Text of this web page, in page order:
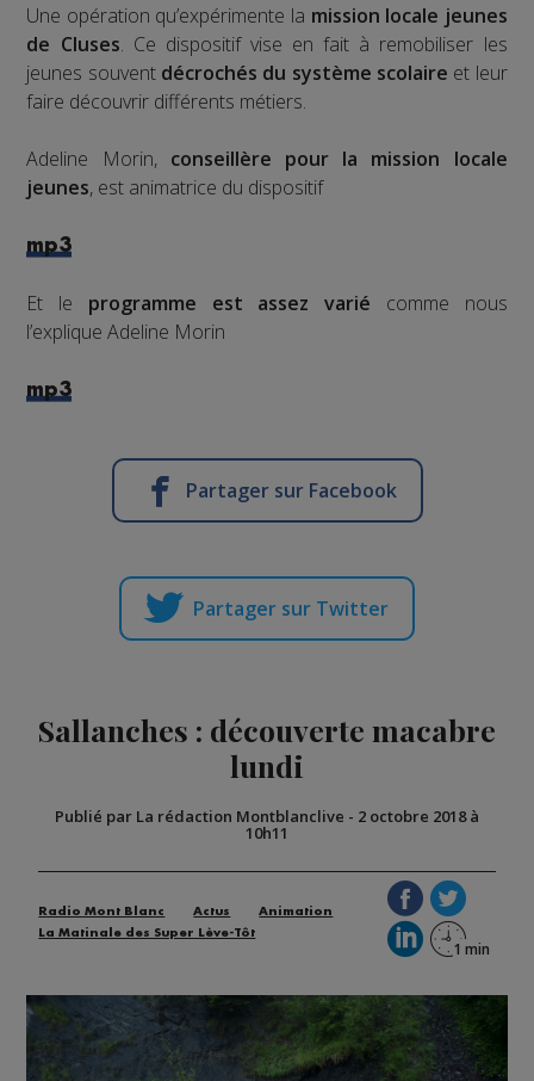
Une opération qu’expérimente la mission locale jeunes
de Cluses. Ce dispositif vise en fait à remobiliser les
jeunes souvent décrochés du système scolaire et leur
faire découvrir différents métiers.
Adeline Morin, conseillère pour la mission locale
jeunes, est animatrice du dispositif
mp3
Et le programme est assez varié comme nous
l’explique Adeline Morin
mp3
Partager sur Facebook
Partager sur Twitter
Sallanches : découverte macabre
lundi
Publié par La rédaction Montblanclive - 2 octobre 2018 à
10h11
Radio Mont Blanc Actus
Animation
La Matinale des Super Lève-Tôt